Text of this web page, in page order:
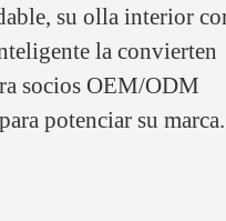
su olla interior
la convierten
socios OEM/ODM
potenciar su marca.